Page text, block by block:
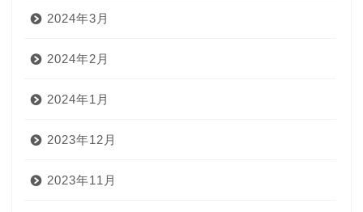
2024年3月
2024年2月
2024年1月
2023年12月
2023年11月